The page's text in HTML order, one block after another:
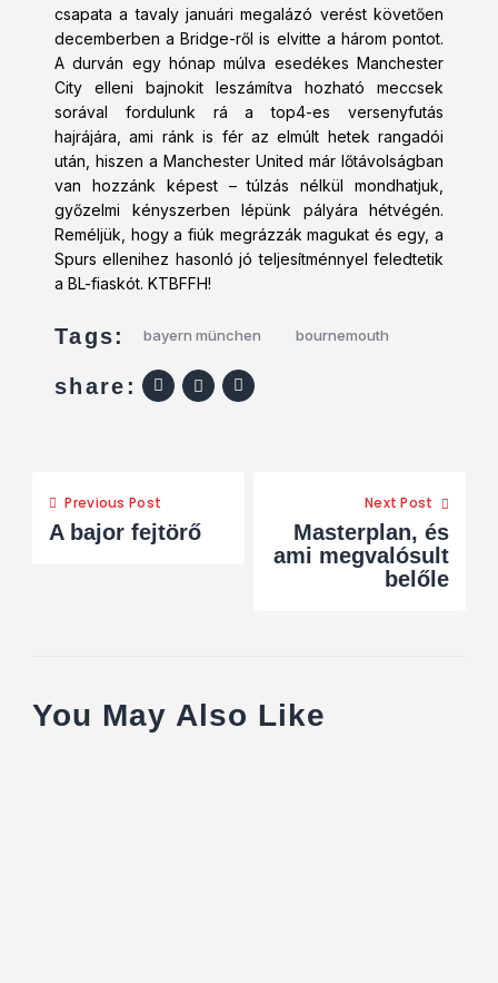
csapata a tavaly januári megalázó verést követően
decemberben a Bridge-ről is elvitte a három pontot.
A durván egy hónap múlva esedékes Manchester
City elleni bajnokit leszámítva hozható meccsek
sorával fordulunk rá a top4-es versenyfutás
hajrájára, ami ránk is fér az elmúlt hetek rangadói
után, hiszen a Manchester United már lőtávolságban
van hozzánk képest – túlzás nélkül mondhatjuk,
győzelmi kényszerben lépünk pályára hétvégén.
Reméljük, hogy a fiúk megrázzák magukat és egy, a
Spurs ellenihez hasonló jó teljesítménnyel feledtetik
a BL-fiaskót. KTBFFH!
Tags: bayern münchen bournemouth
share:
Previous Post
A bajor fejtörő
Next Post
Masterplan, és
ami megvalósult
belőle
You May Also Like